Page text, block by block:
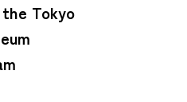
Tokyo